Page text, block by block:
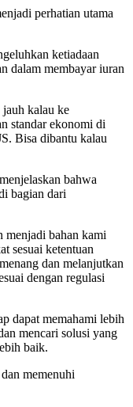
perhatian utama
ketiadaan
dalam membayar iuran
jauh kalau ke
standar ekonomi di
Bisa dibantu kalau
bahwa
bagian dari
menjadi bahan kami
sesuai ketentuan
dan melanjutkan
dengan regulasi
dapat memahami lebih
mencari solusi yang
baik.
memenuhi